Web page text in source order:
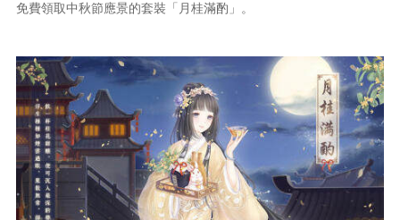
免費領取中秋節應景的套裝「月桂滿酌」。